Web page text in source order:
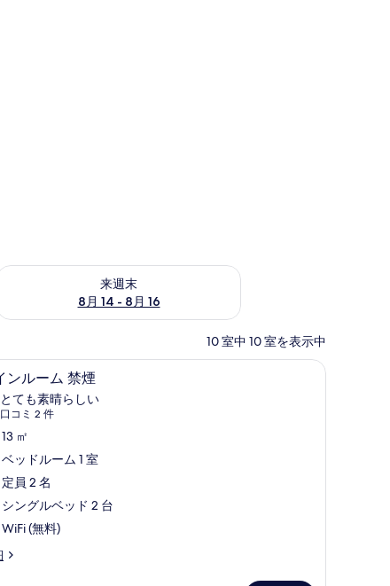
来週末
8月 14 - 8月 16
週末 8月 14 - 8月 16 の空室状況をチェック
10 室中 10 室を表示中
、デスク、防音設備、ベビーベッド (無料)ツインルーム 禁煙 | 高級寝具、デスク、防
ンルーム 禁煙
点中 9.0
とても素晴らしい
口コミ 2 件
(口
コ
ミ
2
件)
13 ㎡
ベッドルーム 1 室
定員 2 名
シングルベッド 2 台
WiFi (無料)